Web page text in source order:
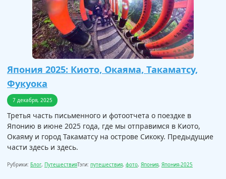
Япония 2025: Киото, Окаяма, Такаматсу,
Фукуока
7 декабря, 2025
Третья часть письменного и фотоотчета о поездке в
Японию в июне 2025 года, где мы отправимся в Киото,
Окаяму и город Такаматсу на острове Сикоку. Предыдущие
части здесь и здесь.
Рубрики: Блог, ПутешествияТэги: путешествия, фото, Япония, Япония-2025